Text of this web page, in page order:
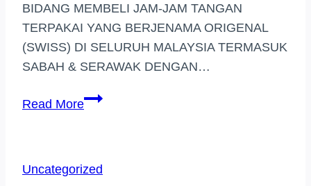
BIDANG MEMBELI JAM-JAM TANGAN
TERPAKAI YANG BERJENAMA ORIGENAL
(SWISS) DI SELURUH MALAYSIA TERMASUK
SABAH & SERAWAK DENGAN…
Read MorePEMBELI
SEGAMBUT
Uncategorized